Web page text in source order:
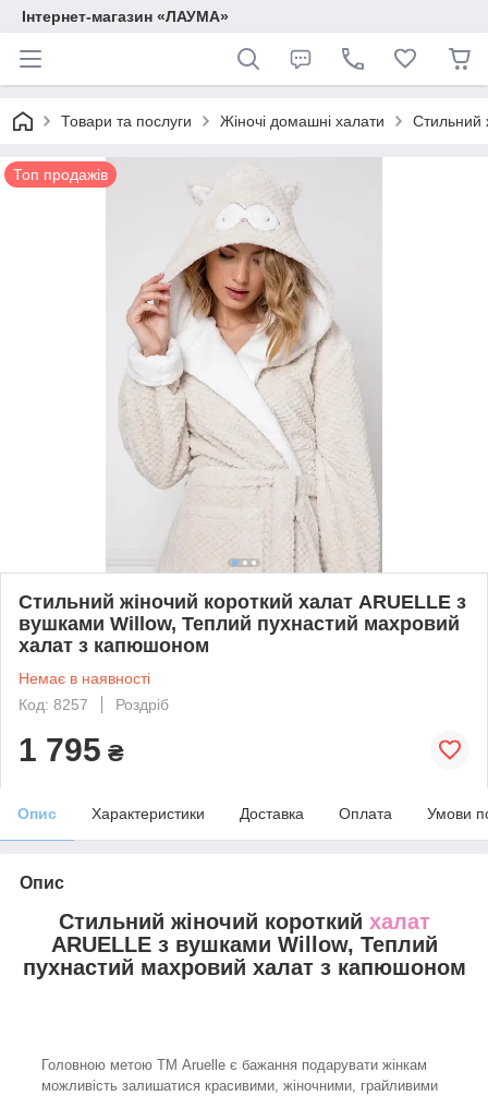
Інтернет-магазин «ЛАУМА»
Товари та послуги Жіночі домашні халати Стильний
Топ продажів
Стильний жіночий короткий халат ARUELLE з
вушками Willow, Теплий пухнастий махровий
халат з капюшоном
Немає в наявності
Код: 8257
Роздріб
1 795 ₴
Опис Характеристики Доставка Оплата Умови
Опис
Стильний жіночий короткий халат
ARUELLE з вушками Willow, Теплий
пухнастий махровий халат з капюшоном
Головною метою ТМ Aruelle є бажання подарувати жінкам
можливість залишатися красивими, жіночними, грайливими